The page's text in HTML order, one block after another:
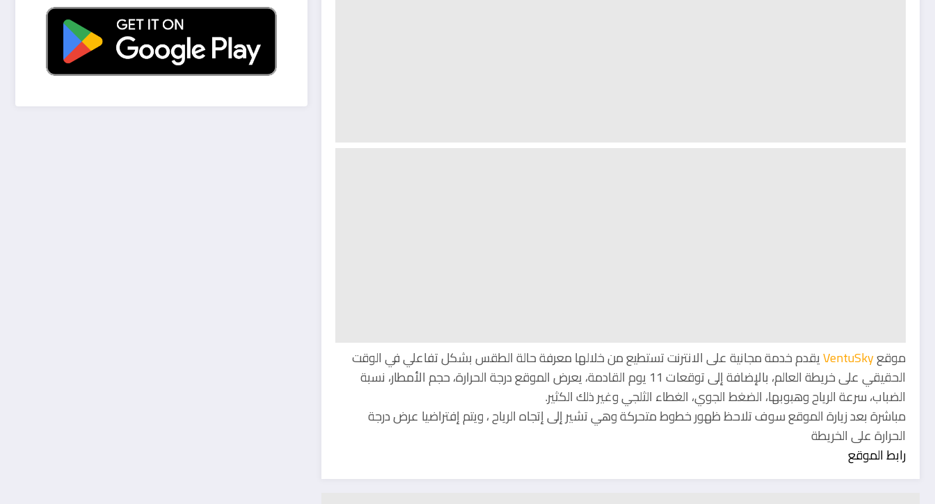
موقعVentuSkyيقدم خدمة مجانية على الانترنت تستطيع من خلالها معرفة حالة الطقس بشكل تفاعلي في الوقت
الحقيقي على خريطة العالم، بالإضافة إلى توقعات 11 يوم القادمة، يعرض الموقع درجة الحرارة، حجم الأمطار، نسبة
الضباب، سرعة الرياح وهبوبها، الضغط الجوي، الغطاء الثلجي وغير ذلك الكثير.
مباشرة بعد زيارة الموقع سوف تلاحظ ظهور خطوط متحركة وهي تشير إلى إتجاه الرياح ، ويتم إفتراضيا عرض درجة
الحرارة على الخريطة
رابط الموقع